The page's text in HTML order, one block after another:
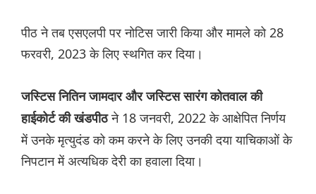
पीठ ने तब एसएलपी पर नोटिस जारी किया और मामले को 28
फरवरी, 2023 के लिए स्थगित कर दिया।
जस्टिस नितिन जामदार और जस्टिस सारंग कोतवाल की
हाईकोर्ट की खंडपीठने 18 जनवरी, 2022 के आक्षेपित निर्णय
में उनके मृत्युदंड को कम करने के लिए उनकी दया याचिकाओं के
निपटान में अत्यधिक देरी का हवाला दिया।